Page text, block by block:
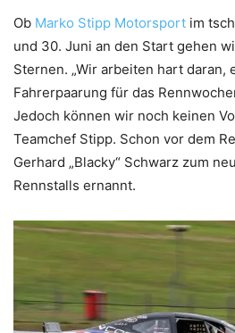
Ob Marko Stipp Motorsport im
und 30. Juni an den Start gehen
Sternen. „Wir arbeiten hart daran,
Fahrerpaarung für das
Jedoch können wir noch keinen
Teamchef Stipp. Schon vor dem
Gerhard „Blacky“ Schwarz zum
Rennstalls ernannt.